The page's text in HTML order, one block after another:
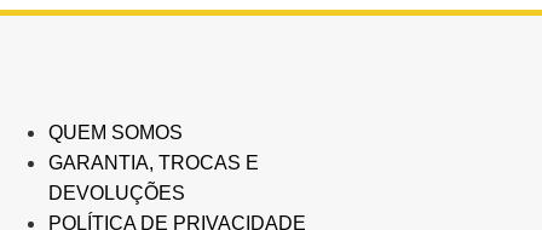
variantes.
ser
escolhidas
na
página
QUEM SOMOS
GARANTIA, TROCAS E
DEVOLUÇÕES
POLÍTICA DE PRIVACIDADE